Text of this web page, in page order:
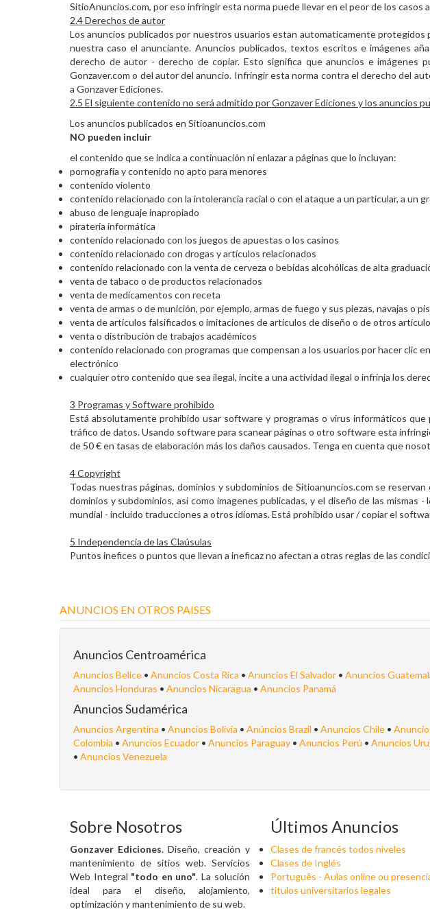
SitioAnuncios.com, por eso infringir esta norma puede llevar en el peor de los casos
2.4 Derechos de autor
Los anuncios publicados por nuestros usuarios estan automaticamente
nuestra caso el anunciante. Anuncios publicados, textos escritos e imágenes
derecho de autor - derecho de copiar. Esto significa que anuncios e imágenes
Gonzaver.com o del autor del anuncio. Infringir esta norma contra el derecho del
a Gonzaver Ediciones.
2.5 El siguiente contenido no será admitido por Gonzaver Ediciones y los anuncios
Los anuncios publicados en Sitioanuncios.com
NO pueden incluir
el contenido que se indica a continuación ni enlazar a páginas que lo incluyan:
pornografía y contenido no apto para menores
contenido violento
contenido relacionado con la intolerancia racial o con el ataque a un particular, a un
abuso de lenguaje inapropiado
piratería informática
contenido relacionado con los juegos de apuestas o los casinos
contenido relacionado con drogas y artículos relacionados
contenido relacionado con la venta de cerveza o bebidas alcohólicas de alta
venta de tabaco o de productos relacionados
venta de medicamentos con receta
venta de armas o de munición, por ejemplo, armas de fuego y sus piezas, navajas o
venta de artículos falsificados o imitaciones de artículos de diseño o de otros
venta o distribución de trabajos académicos
contenido relacionado con programas que compensan a los usuarios por hacer clic
electrónico
cualquier otro contenido que sea ilegal, incite a una actividad ilegal o infrinja los
3 Programas y Software prohibido
Está absolutamente prohibido usar software y programas o virus informáticos
tráfico de datos. Usando software para scanear páginas o otro software esta
de 50 € en tasas de elaboración más los daños causados. Tenga en cuenta que
4 Copyright
Todas nuestras páginas, dominios y subdominios de Sitioanuncios.com se
dominios y subdominios, asi como imagenes publicadas, y el diseño de las
mundial - incluido traducciones a otros idiomas. Está prohibido usar / copiar el
5 Independencia de las Claúsulas
Puntos inefices o puntos que llevan a ineficaz no afectan a otras reglas de las
ANUNCIOS EN OTROS PAISES
Anuncios Centroamérica
Anuncios Belice • Anuncios Costa Rica • Anuncios El Salvador • Anuncios
Anuncios Honduras • Anuncios Nicaragua • Anuncios Panamá
Anuncios Sudamérica
Anuncios Argentina • Anuncios Bolivia • Anúncios Brazil • Anuncios Chile •
Colombia • Anuncios Ecuador • Anuncios Paraguay • Anuncios Perú • Anuncios
• Anuncios Venezuela
Sobre Nosotros
Gonzaver Ediciones. Diseño, creación y
mantenimiento de sitios web. Servicios
Web Integral "todo en uno". La solución
ideal para el diseño, alojamiento,
optimización y mantenimiento de su web.
Últimos Anuncios
Clases de francés todos niveles
Clases de Inglés
Português - Aulas online ou
titulos universitarios legales